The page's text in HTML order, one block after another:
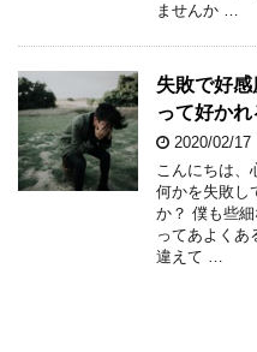
ませんか …
失敗で好
って好か
2020/02/17
こんにちは、
何かを失敗し
か？ 僕も些
ってあよくあ
違えて …